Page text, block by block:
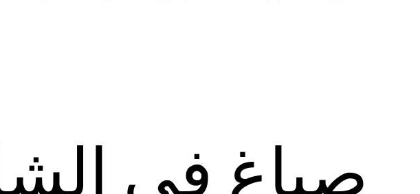
صباغ في